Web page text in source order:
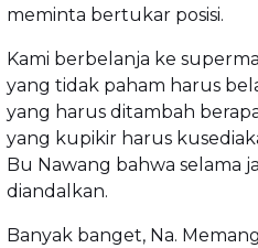
meminta bertukar posisi.
Kami berbelanja ke
yang tidak paham harus
yang harus ditambah
yang kupikir harus
Bu Nawang bahwa selama
diandalkan.
Banyak banget, Na.